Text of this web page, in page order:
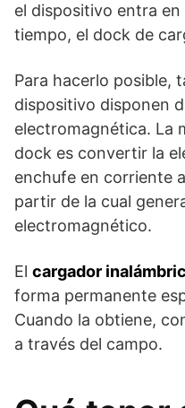
el dispositivo entra
tiempo, el dock de
Para hacerlo posible,
dispositivo disponen
electromagnética. La
dock es convertir la
enchufe en corriente
partir de la cual
electromagnético.
El cargador
forma permanente
Cuando la obtiene,
a través del campo.